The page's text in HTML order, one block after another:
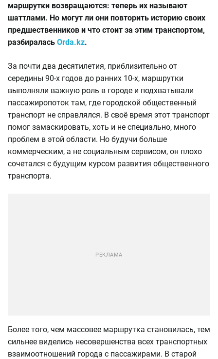
маршрутки возвращаются: теперь их называют
шаттлами. Но могут ли они повторить историю своих
предшественников и что стоит за этим транспортом,
разбиралась Orda.kz.
За почти два десятилетия, приблизительно от
середины 90-х годов до ранних 10-х, маршрутки
выполняли важную роль в городе и подхватывали
пассажиропоток там, где городской общественный
транспорт не справлялся. В своё время этот транспорт
помог замаскировать, хоть и не специально, много
проблем в этой области. Но будучи больше
коммерческим, а не социальным сервисом, он плохо
сочетался с будущим курсом развития общественного
транспорта.
Более того, чем массовее маршрутка становилась, тем
сильнее виделись несовершенства всех транспортных
взаимоотношений города с пассажирами. В старой